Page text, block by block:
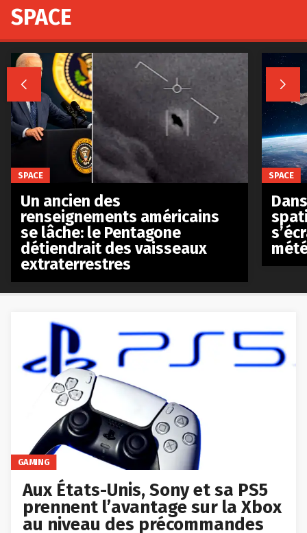
GAMING
Aux États-Unis, Sony et sa PS5
prennent l’avantage sur la Xbox
au niveau des précommandes
SPACE
 
SPACE
Un ancien des
renseignements américains
se lâche: le Pentagone
détiendrait des vaisseaux
extraterrestres
SPACE